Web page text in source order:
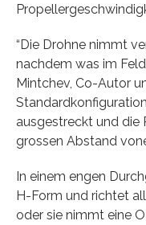
“Die Drohne nimmt
nachdem was im
Mintchev, Co-Autor
ausgestreckt und die
grossen Abstand
In einem engen
H-Form und richtet
oder sie nimmt eine